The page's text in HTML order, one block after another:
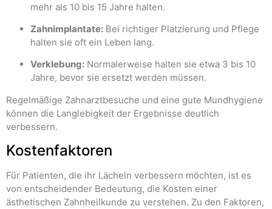
mehr als 10 bis 15 Jahre halten.
Zahnimplantate: Bei richtiger Platzierung und Pflege
halten sie oft ein Leben lang.
Verklebung: Normalerweise halten sie etwa 3 bis 10
Jahre, bevor sie ersetzt werden müssen.
Regelmäßige Zahnarztbesuche und eine gute Mundhygiene
können die Langlebigkeit der Ergebnisse deutlich
verbessern.
Kostenfaktoren
Für Patienten, die ihr Lächeln verbessern möchten, ist es
von entscheidender Bedeutung, die Kosten einer
ästhetischen Zahnheilkunde zu verstehen. Zu den Faktoren,